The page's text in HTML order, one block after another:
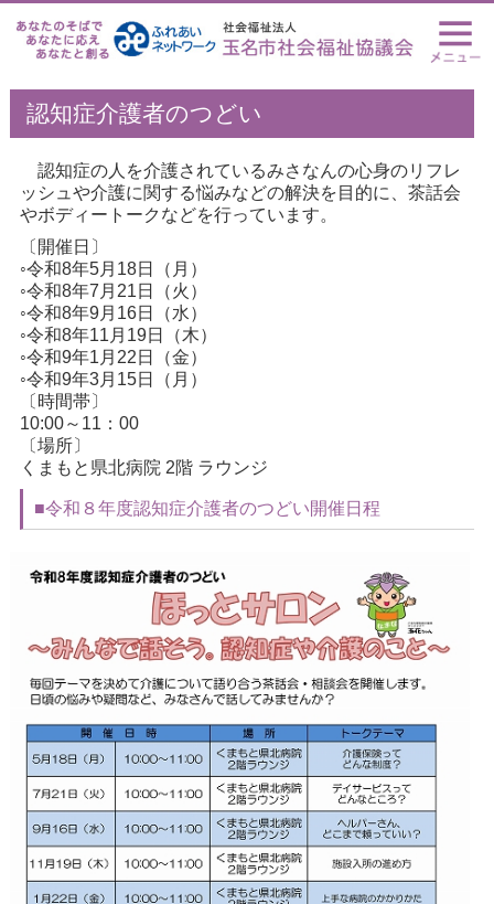
認知症介護者のつどい
認知症の人を介護されているみさなんの心身のリフレ
ッシュや介護に関する悩みなどの解決を目的に、茶話会
やボディートークなどを行っています。
〔開催日〕
◦令和8年5月18日（月）
◦令和8年7月21日（火）
◦令和8年9月16日（水）
◦令和8年11月19日（木）
◦令和9年1月22日（金）
◦令和9年3月15日（月）
〔時間帯〕
10:00～11：00
〔場所〕
くまもと県北病院 2階 ラウンジ
■令和８年度認知症介護者のつどい開催日程